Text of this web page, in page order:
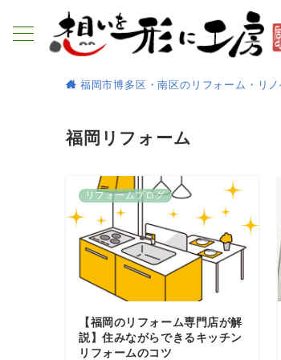
福岡市博多区・南区のリフォーム・リ
福岡リフォーム
リフォームブログ
【福岡のリフォーム専門店が解
説】住みながらできるキッチン
リフォームのコツ